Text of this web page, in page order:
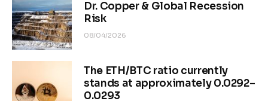
Dr. Copper & Global Recession
Risk
08/04/2026
The ETH/BTC ratio currently
stands at approximately 0.0292–
0.0293